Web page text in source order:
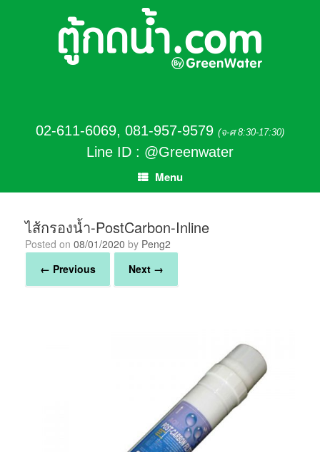
02-611-6069, 081-957-9579 (จ-ศ 8:30-17:30)
Line ID : @Greenwater
Menu
ไส้กรองน้ำ-PostCarbon-Inline
Posted on 08/01/2020 by Peng2
← Previous
Next →